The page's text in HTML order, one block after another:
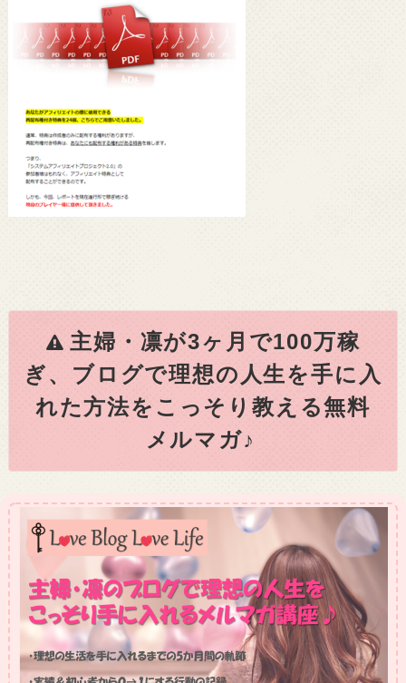
主婦・凛が3ヶ月で100万稼
ぎ、ブログで理想の人生を手に入
れた方法をこっそり教える無料
メルマガ♪